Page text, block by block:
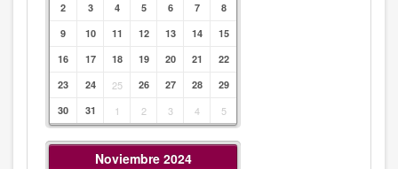
2
3 4 5 6 7
8
9
10 11 12 13 14
15
16
17 18 19 20 21
22
23
24 25 26 27 28
29
30
31 1 2 3 4 5
Noviembre 2024